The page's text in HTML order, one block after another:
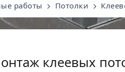
работы Потолки
клеевых